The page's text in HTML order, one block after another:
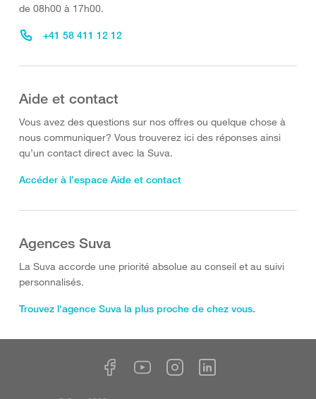
de 08h00 à 17h00.
+41 58 411 12 12
Aide et contact
Vous avez des questions sur nos offres ou quelque chose à
nous communiquer? Vous trouverez ici des réponses ainsi
qu’un contact direct avec la Suva.
Accéder à l’espace Aide et contact
Agences Suva
La Suva accorde une priorité absolue au conseil et au suivi
personnalisés.
Trouvez l'agence Suva la plus proche de chez vous.